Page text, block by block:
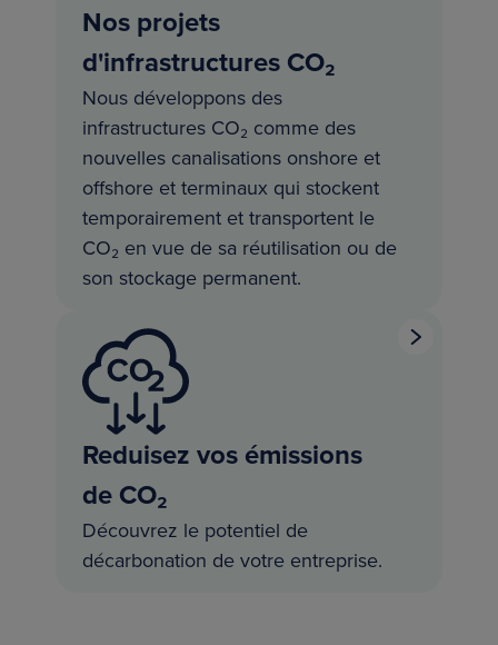
Nos projets
d'infrastructures CO₂
Nous développons des
infrastructures CO₂ comme des
nouvelles canalisations onshore et
offshore et terminaux qui stockent
temporairement et transportent le
CO₂ en vue de sa réutilisation ou de
son stockage permanent.
Reduisez vos émissions
de CO₂
Découvrez le potentiel de
décarbonation de votre entreprise.